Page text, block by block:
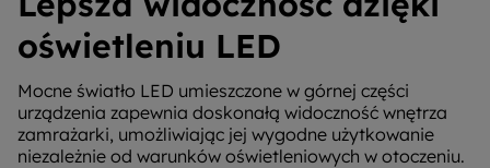
oświetleniu LED
Mocne światło LED umieszczone w górnej części
urządzenia zapewnia doskonałą widoczność wnętrza
zamrażarki, umożliwiając jej wygodne użytkowanie
niezależnie od warunków oświetleniowych w otoczeniu.